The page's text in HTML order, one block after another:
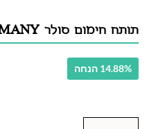
תותח חימום סולר I020Y 20KW SIAL GERMANY
14.88% הנחה